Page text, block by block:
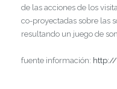
de las acciones de los
co-proyectadas sobre las
resultando un juego de
fuente información: